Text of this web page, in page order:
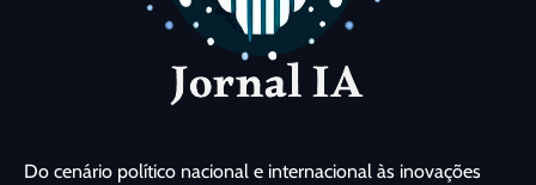
Do cenário político nacional e internacional às inovações